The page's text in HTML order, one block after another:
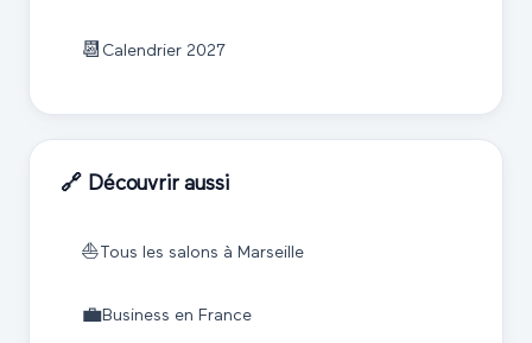
📆 Calendrier 2027
🔗 Découvrir aussi
⛵ Tous les salons à Marseille
💼Business en France